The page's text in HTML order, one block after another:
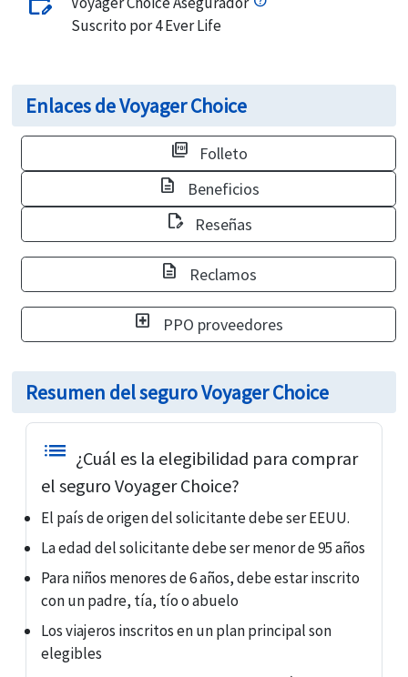
Suscrito por 4 Ever Life
Enlaces de Voyager Choice
picture_as_pdf Folleto
description Beneficios
edit_document Reseñas
description Reclamos
local_hospital PPO proveedores
Resumen del seguro Voyager Choice
list ¿Cuál es la elegibilidad para comprar
el seguro Voyager Choice?
El país de origen del solicitante debe ser EEUU.
La edad del solicitante debe ser menor de 95 años
Para niños menores de 6 años, debe estar inscrito
con un padre, tía, tío o abuelo
Los viajeros inscritos en un plan principal son
elegibles